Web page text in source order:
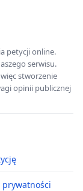
petycji online.
serwisu.
stworzenie
opinii publicznej
prywatności